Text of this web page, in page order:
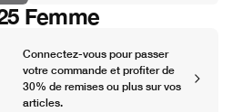
Femme
Connectez-vous pour passer
votre commande et profiter de
30% de remises ou plus sur vos
articles.